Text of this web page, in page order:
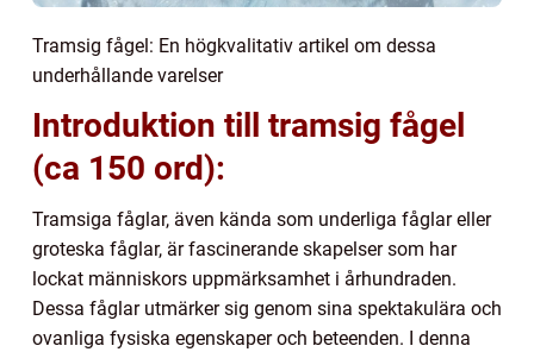
Tramsig fågel: En högkvalitativ artikel om dessa
underhållande varelser
Introduktion till tramsig fågel
(ca 150 ord):
Tramsiga fåglar, även kända som underliga fåglar eller
groteska fåglar, är fascinerande skapelser som har
lockat människors uppmärksamhet i århundraden.
Dessa fåglar utmärker sig genom sina spektakulära och
ovanliga fysiska egenskaper och beteenden. I denna